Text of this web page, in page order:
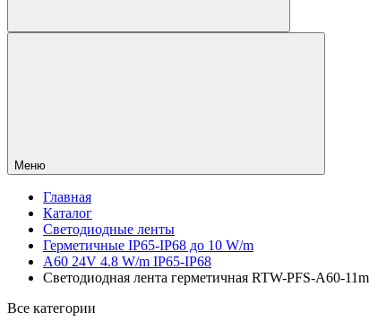
Меню
Главная
Каталог
Светодиодные ленты
Герметичные IP65-IP68 до 10 W/m
A60 24V 4.8 W/m IP65-IP68
Светодиодная лента герметичная RTW-PFS-A60-
Все категории